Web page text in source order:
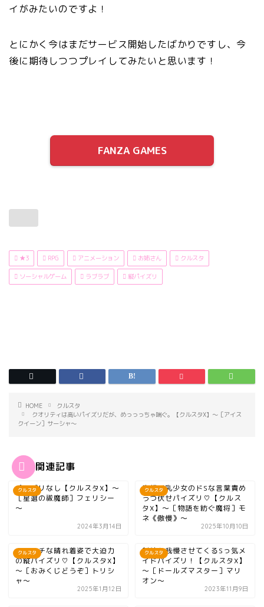
イがみたいのですよ！
とにかく今はまだサービス開始したばかりですし、今
後に期待しつつプレイしてみたいと思います！
FANZA GAMES
★3 RPG アニメーション お姉さん クルスタ
ソーシャルゲーム ラブラブ 縦パイズリ
HOME
クルスタ
クオリティは高いパイズリだが、めっっっちゃ喘ぐ。【クルスタX】～［アイス
クイーン］サーシャ～
関連記事
クルスタ
パイズリなし【クルスタX】～
［星選の祓魔師］フェリシー
～
2024年3月14日
クルスタ
童顔爆乳少女のドSな言葉責め
うつ伏せパイズリ♡【クルス
タX】～［物語を紡ぐ魔将］モ
ネ《傲慢》～
2025年10月10日
クルスタ
エチエチな晴れ着姿で大迫力
の縦パイズリ♡【クルスタX】
～［おみくじどうぞ］トリシ
ャ～
2025年1月12日
クルスタ
射精を我慢させてくるSっ気メ
イドパイズリ！【クルスタX】
～［ドールズマスター］マリ
オン～
2023年11月9日